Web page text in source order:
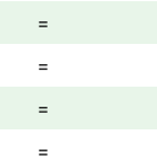
=
=
=
=